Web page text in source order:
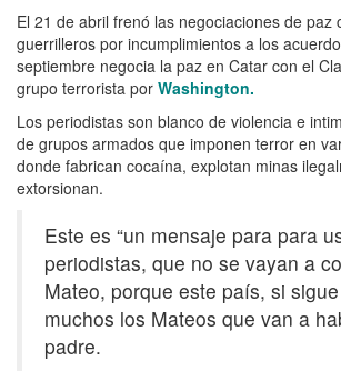
El 21 de abril frenó las negociaciones de paz
guerrilleros por incumplimientos a los
septiembre negocia la paz en Catar con el
grupo terrorista por Washington.
Los periodistas son blanco de violencia e
de grupos armados que imponen terror en
donde fabrican cocaína, explotan minas
extorsionan.
Este es “un mensaje para para
periodistas, que no se vayan a
Mateo, porque este país, si
muchos los Mateos que van a
padre.